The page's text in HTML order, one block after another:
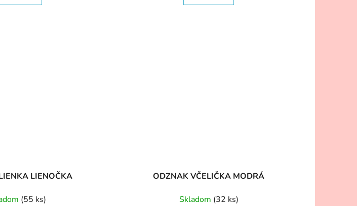
LIENOČKA
(55 ks)
ODZNAK VČELIČKA MODRÁ
Skladom (32 ks)